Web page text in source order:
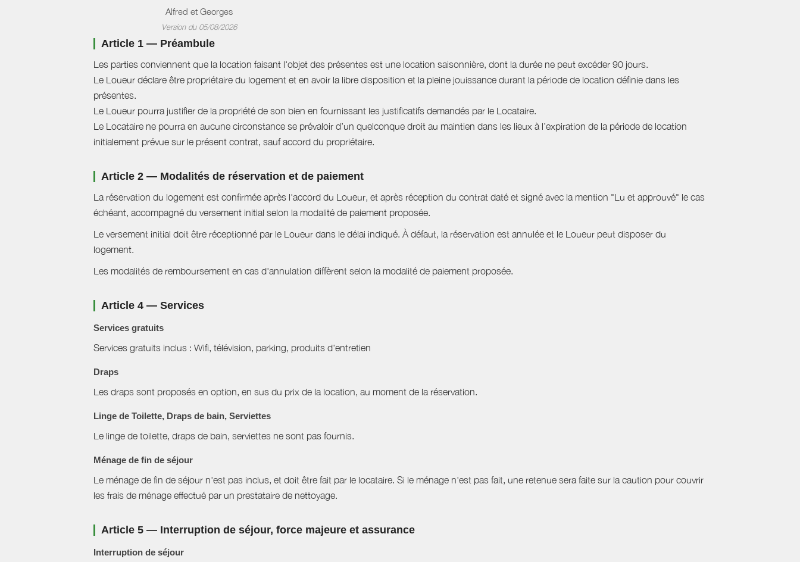
Alfred et Georges
Version du 05/08/2026
Article 1 — Préambule
Les parties conviennent que la location faisant l'objet des présentes est une location saisonnière, dont la durée ne peut excéder 90 jours.
Le Loueur déclare être propriétaire du logement et en avoir la libre disposition et la pleine jouissance durant la période de location définie dans les
présentes.
Le Loueur pourra justifier de la propriété de son bien en fournissant les justificatifs demandés par le Locataire.
Le Locataire ne pourra en aucune circonstance se prévaloir d’un quelconque droit au maintien dans les lieux à l’expiration de la période de location
initialement prévue sur le présent contrat, sauf accord du propriétaire.
Article 2 — Modalités de réservation et de paiement
La réservation du logement est confirmée après l'accord du Loueur, et après réception du contrat daté et signé avec la mention "Lu et approuvé" le cas
échéant, accompagné du versement initial selon la modalité de paiement proposée.
Le versement initial doit être réceptionné par le Loueur dans le délai indiqué. À défaut, la réservation est annulée et le Loueur peut disposer du
logement.
Les modalités de remboursement en cas d'annulation diffèrent selon la modalité de paiement proposée.
Article 4 — Services
Services gratuits
Services gratuits inclus : Wifi, télévision, parking, produits d'entretien
Draps
Les draps sont proposés en option, en sus du prix de la location, au moment de la réservation.
Linge de Toilette, Draps de bain, Serviettes
Le linge de toilette, draps de bain, serviettes ne sont pas fournis.
Ménage de fin de séjour
Le ménage de fin de séjour n'est pas inclus, et doit être fait par le locataire. Si le ménage n'est pas fait, une retenue sera faite sur la caution pour couvrir
les frais de ménage effectué par un prestataire de nettoyage.
Article 5 — Interruption de séjour, force majeure et assurance
Interruption de séjour